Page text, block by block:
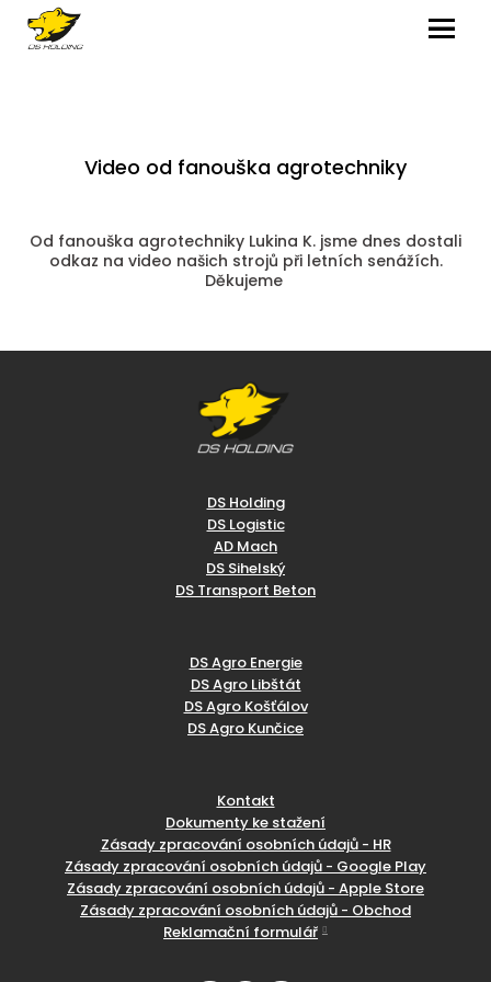
MENU
Video od fanouška agrotechniky
Od fanouška agrotechniky Lukina K. jsme dnes dostali
odkaz na video našich strojů při letních senážích.
Děkujeme
DS Holding
DS Logistic
AD Mach
DS Sihelský
DS Transport Beton
DS Agro Energie
DS Agro Libštát
DS Agro Košťálov
DS Agro Kunčice
Kontakt
Dokumenty ke stažení
Zásady zpracování osobních údajů - HR
Zásady zpracování osobních údajů - Google Play
Zásady zpracování osobních údajů - Apple Store
Zásady zpracování osobních údajů - Obchod
Reklamační formulář